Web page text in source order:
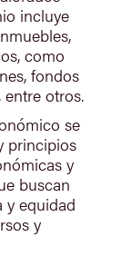
incluye
como
fondos
entre otros.
se
principios
y
buscan
y equidad
y